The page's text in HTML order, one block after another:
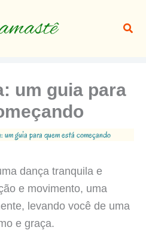
um guia para
um guia para quem está começando
dança tranquila e
e movimento, uma
levando você de uma
e graça.